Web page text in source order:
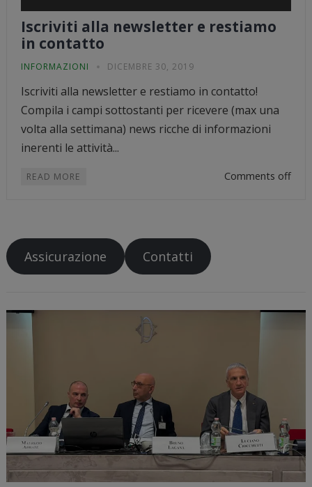
Iscriviti alla newsletter e restiamo
in contatto
INFORMAZIONI DICEMBRE 30, 2019
Iscriviti alla newsletter e restiamo in contatto!
Compila i campi sottostanti per ricevere (max una
volta alla settimana) news ricche di informazioni
inerenti le attività...
READ MORE Comments off
Assicurazione Contatti